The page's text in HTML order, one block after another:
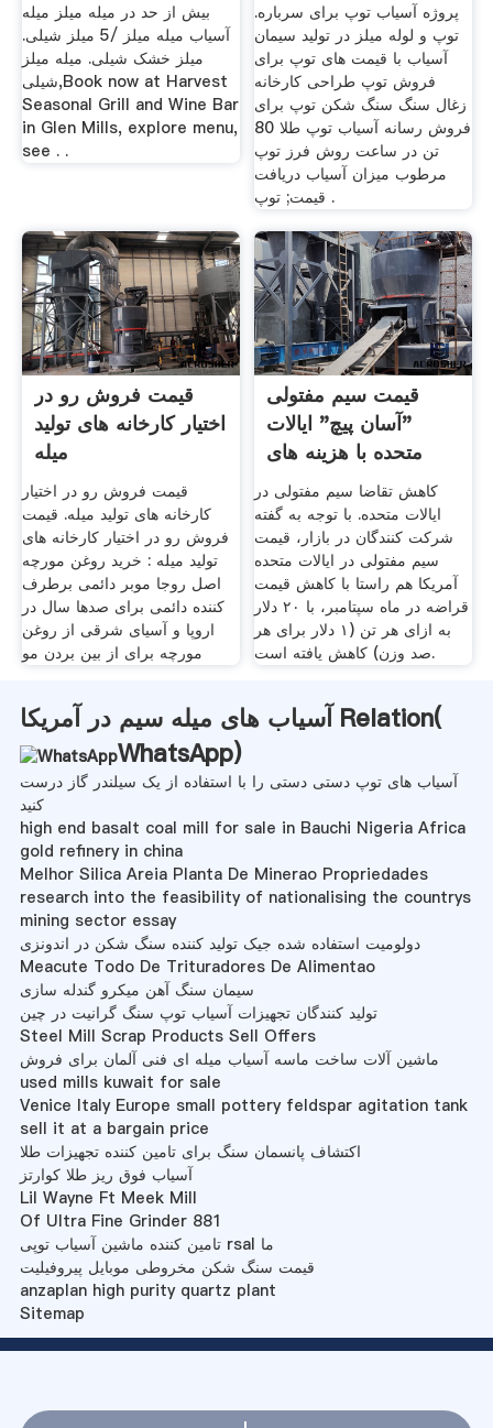
بیش از حد در میله میلز میله
آسیاب میله میلز /5 میلز شیلی.
میلز خشک شیلی. میله میلز
شیلی,Book now at Harvest
Seasonal Grill and Wine Bar
in Glen Mills, explore menu,
see . .
پروژه آسیاب توپ برای سرباره.
توپ و لوله میلز در تولید سیمان
آسیاب با قیمت های توپ برای
فروش توپ طراحی کارخانه
زغال سنگ سنگ شکن توپ برای
فروش رسانه آسیاب توپ طلا 80
تن در ساعت روش فرز توپ
مرطوب میزان آسیاب دریافت
قیمت; توپ .
قیمت فروش رو در
اختیار کارخانه های تولید
میله
قیمت فروش رو در اختیار
کارخانه های تولید میله. قیمت
فروش رو در اختیار کارخانه های
تولید میله : خرید روغن مورچه
اصل روجا موبر دائمی برطرف
کننده دائمی برای صدها سال در
اروپا و آسیای شرقی از روغن
مورچه برای از بین بردن مو
قیمت سیم مفتولی
"آسان پیچ" ایالات
متحده با هزینه های
قراضه
کاهش تقاضا سیم مفتولی در
ایالات متحده. با توجه به گفته
شرکت کنندگان در بازار، قیمت
سیم مفتولی در ایالات متحده
آمریکا هم راستا با کاهش قیمت
قراضه در ماه سپتامبر، با ۲۰ دلار
به ازای هر تن (۱ دلار برای هر
صد وزن) کاهش یافته است.
آسیاب های میله سیم در آمریکا Relation(
WhatsApp)
آسیاب های توپ دستی دستی را با استفاده از یک سیلندر گاز درست
کنید
high end basalt coal mill for sale in Bauchi Nigeria Africa
gold refinery in china
Melhor Silica Areia Planta De Minerao Propriedades
research into the feasibility of nationalising the countrys
mining sector essay
دولومیت استفاده شده جیک تولید کننده سنگ شکن در اندونزی
Meacute Todo De Trituradores De Alimentao
سیمان سنگ آهن میکرو گندله سازی
تولید کنندگان تجهیزات آسیاب توپ سنگ گرانیت در چین
Steel Mill Scrap Products Sell Offers
ماشین آلات ساخت ماسه آسیاب میله ای فنی آلمان برای فروش
used mills kuwait for sale
Venice Italy Europe small pottery feldspar agitation tank
sell it at a bargain price
اکتشاف پانسمان سنگ برای تامین کننده تجهیزات طلا
آسیاب فوق ریز طلا کوارتز
Lil Wayne Ft Meek Mill
Of Ultra Fine Grinder 881
تامین کننده ماشین آسیاب توپی rsal ما
قیمت سنگ شکن مخروطی موبایل پیروفیلیت
anzaplan high purity quartz plant
Sitemap